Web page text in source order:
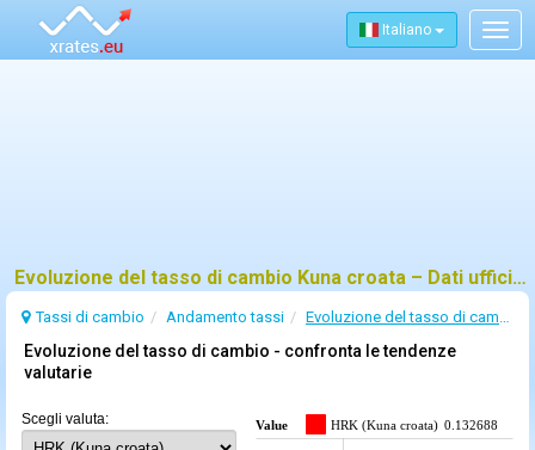
Italiano
Evoluzione del tasso di cambio Kuna croata – Dati ufficiali della BCE e trend
Tassi di cambio Andamento tassi Evoluzione del tasso di cambio Kuna croata
Evoluzione del tasso di cambio - confronta le tendenze
valutarie
Scegli valuta: Value HRK (Kuna croata) 0.132688